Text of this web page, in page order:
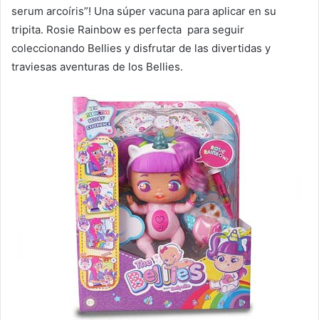
serum arcoíris”! Una súper vacuna para aplicar en su
tripita. Rosie Rainbow es perfecta para seguir
coleccionando Bellies y disfrutar de las divertidas y
traviesas aventuras de los Bellies.